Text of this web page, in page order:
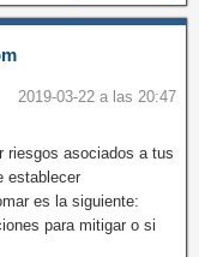
2019-03-22 a las 20:47
riesgos asociados a tus
establecer
es la siguiente:
para mitigar o si